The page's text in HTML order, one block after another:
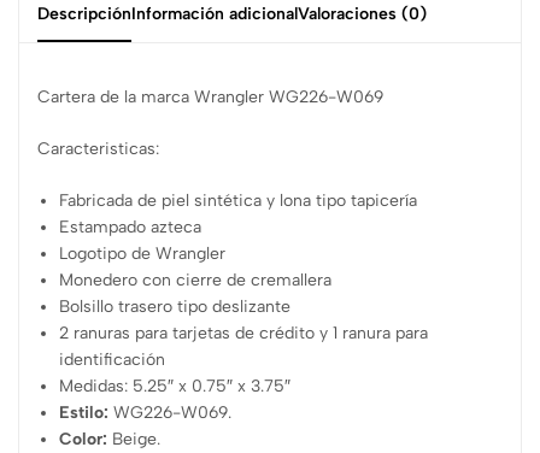
DescripciónInformación adicionalValoraciones (0)
Cartera de la marca Wrangler WG226-W069
Caracteristicas:
Fabricada de piel sintética y lona tipo tapicería
Estampado azteca
Logotipo de Wrangler
Monedero con cierre de cremallera
Bolsillo trasero tipo deslizante
2 ranuras para tarjetas de crédito y 1 ranura para
identificación
Medidas: 5.25″ x 0.75″ x 3.75″
Estilo: WG226-W069.
Color: Beige.